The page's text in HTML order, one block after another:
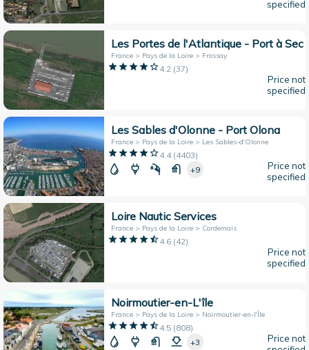
specified
Les Portes de l'Atlantique - Port à Sec
France > Pays de la Loire > Frossay
4.2(37)
Price not
specified
Les Sables d'Olonne - Port Olona
France > Pays de la Loire > Les Sables-d'Olonne
4.4(4403)
+9
Price not
specified
Loire Nautic Services
France > Pays de la Loire > Cordemais
4.6(42)
Price not
specified
Noirmoutier-en-L'île
France > Pays de la Loire > Noirmoutier-en-l'Île
4.5(808)
+3
Price not